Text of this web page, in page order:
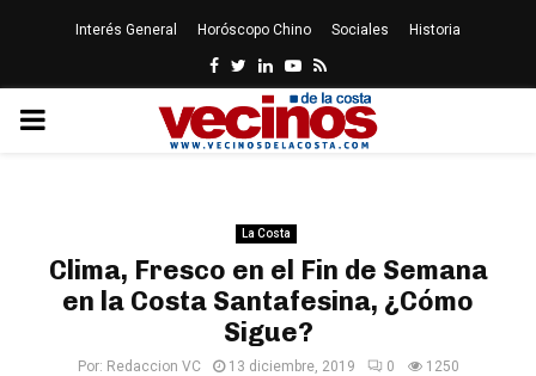
Interés General Horóscopo Chino Sociales Historia
Facebook
Twitter
LinkedinYoutube
Rss
PRIMARY
La Costa
Clima, Fresco en el Fin de Semana
en la Costa Santafesina, ¿Cómo
Sigue?
Por: Redaccion VC 13 diciembre, 2019 0 1250